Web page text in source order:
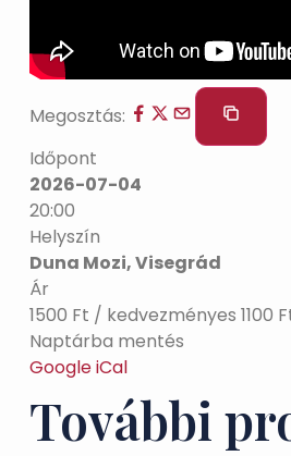
Megosztás:
Időpont
2026-07-04
20:00
Helyszín
Duna Mozi, Visegrád
Ár
1500 Ft / kedvezményes 1100
Naptárba mentés
GoogleiCal
További